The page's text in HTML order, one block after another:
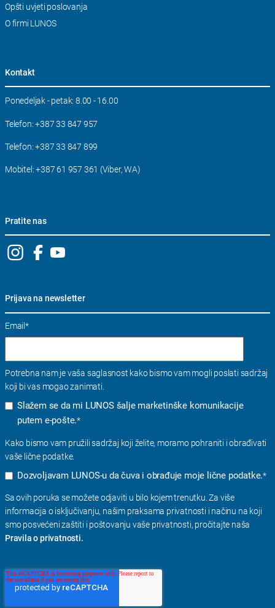
Opšti uvjeti poslovanja
O firmi LUNOS
Kontakt
Ponedeljak - petak: 8.00 - 16.00
Telefon:+387 33 847 957
Telefon:+387 33 847 899
Mobitel:+387 61 957 361 (Viber, WA)
Pratite nas
Prijava na newsletter
Email *
Potrebna nam je vaša saglasnost kako bismo vam mogli poslati sadržaj
koji bi vas mogao zanimati.
Slažem se da mi LUNOS šalje marketinške komunikacije
putem e-pošte.*
Kako bismo vam pružili sadržaj koji želite, moramo pohraniti i obrađivati ​​
vaše lične podatke.
Dozvoljavam LUNOS-u da čuva i obrađuje moje lične podatke.*
Sa ovih poruka se možete odjaviti u bilo kojem trenutku. Za više
informacija o isključivanju, našim praksama privatnosti i načinu na koji
smo posvećeni zaštiti i poštovanju vaše privatnosti, pročitajte naša
Pravila o privatnosti.